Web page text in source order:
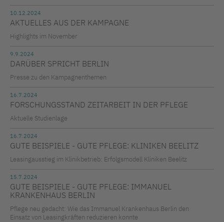
10.12.2024
AKTUELLES AUS DER KAMPAGNE
Highlights im November
9.9.2024
DARÜBER SPRICHT BERLIN
Presse zu den Kampagnenthemen
16.7.2024
FORSCHUNGSSTAND ZEITARBEIT IN DER PFLEGE
Aktuelle Studienlage
16.7.2024
GUTE BEISPIELE - GUTE PFLEGE: KLINIKEN BEELITZ
Leasingausstieg im Klinikbetrieb: Erfolgsmodell Kliniken Beelitz
15.7.2024
GUTE BEISPIELE - GUTE PFLEGE: IMMANUEL
KRANKENHAUS BERLIN
Pflege neu gedacht: Wie das Immanuel Krankenhaus Berlin den
Einsatz von Leasingkräften reduzieren konnte